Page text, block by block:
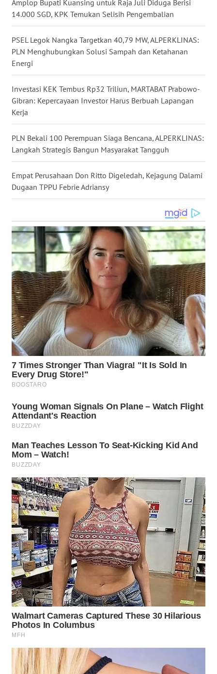
Amplop Bupati Kuansing untuk Raja Juli Diduga Berisi
14.000 SGD, KPK Temukan Selisih Pengembalian
PSEL Legok Nangka Targetkan 40,79 MW, ALPERKLINAS:
PLN Menghubungkan Solusi Sampah dan Ketahanan
Energi
Investasi KEK Tembus Rp32 Triliun, MARTABAT Prabowo-
Gibran: Kepercayaan Investor Harus Berbuah Lapangan
Kerja
PLN Bekali 100 Perempuan Siaga Bencana, ALPERKLINAS:
Langkah Strategis Bangun Masyarakat Tangguh
Empat Perusahaan Don Ritto Digeledah, Kejagung Dalami
Dugaan TPPU Febrie Adriansy
WN
WN
JATIM
WN
WN
KALTENG
WN
KALTARA
WN
KALSEL
WN
KALTIM
WN
SULSEL
WN
GORONTALO
WN
SULUT
WN
MALUKU
WN
MALUT
WN
DAIRI
WN
DANAU
TOBA
WN
NIAS
WN